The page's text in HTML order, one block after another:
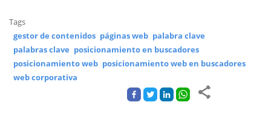
Tags
gestor de contenidos páginas web palabra clave
palabras clave posicionamiento en buscadores
posicionamiento web posicionamiento web en buscadores
web corporativa